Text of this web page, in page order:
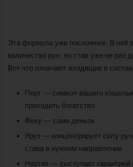
Эта формула уже посложнее. В неё
количество рун, но став уже не раз
Вот что означают входящие в
Перт — символ вашего
приходить богатство
Феху — сами деньги
Уруз — концентрирует силу
става в нужном направлении
Наутиз — выступает гарантией